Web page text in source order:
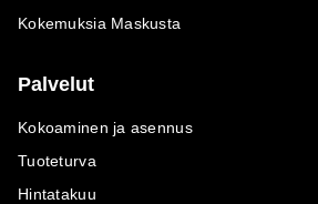
Kokemuksia Maskusta
Palvelut
Kokoaminen ja asennus
Tuoteturva
Hintatakuu